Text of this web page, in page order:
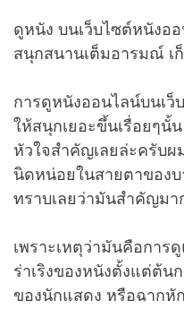
ดูหนัง บนเว็บไซต์หนังอ
สนุกสนานเต็มอารมณ์ เ
การดูหนังออนไลน์บนเว็
ให้สนุกเยอะขึ้นเรื่อยๆนั้
หัวใจสำคัญเลยล่ะครับผ
นิดหน่อยในสายตาของ
ทราบเลยว่ามันสำคัญมา
เพราะเหตุว่ามันคือกา
ร่าเริงของหนังตั้งแต่ต้น
ของนักแสดง หรือฉากหั